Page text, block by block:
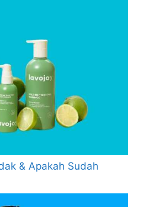
& Apakah Sudah